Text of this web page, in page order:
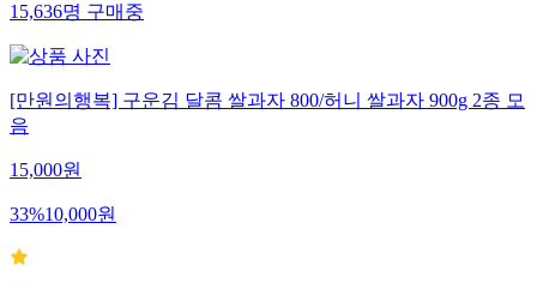
15,636명 구매중
[만원의행복] 구운김 달콤 쌀과자 800/허니 쌀과자 900g 2종 모
음
15,000원
33%10,000원